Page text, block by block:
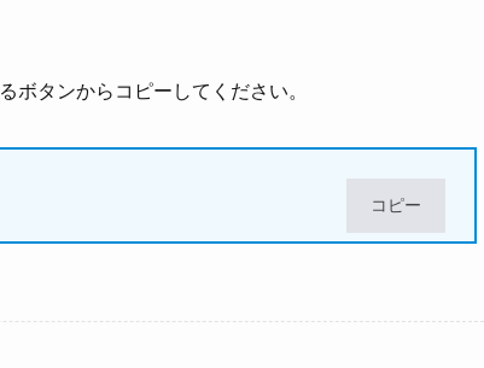
ボタンからコピーしてください。
コピー